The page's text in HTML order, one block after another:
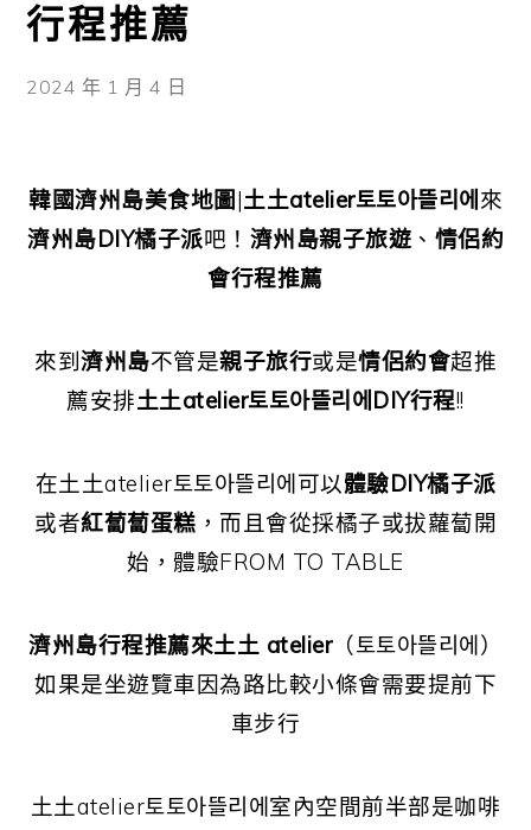
行程推薦
2024 年 1 月 4 日
韓國濟州島美食地圖|土土atelier토토아뜰리에 來
濟州島DIY橘子派吧！ 濟州島親子旅遊 、 情侶約
會行程推薦
來到濟州島不管是親子旅行或是情侶約會超推
薦安排土土atelier토토아뜰리에DIY行程!!
在土土atelier토토아뜰리에可以體驗DIY橘子派
或者紅蔔蔔蛋糕 ，而且會從採橘子或拔蘿蔔開
始，體驗FROM TO TABLE
濟州島行程推薦來土土 atelier（토토아뜰리에）
如果是坐遊覽車因為路比較小條會需要提前下
車步行
土土atelier토토아뜰리에室內空間前半部是咖啡